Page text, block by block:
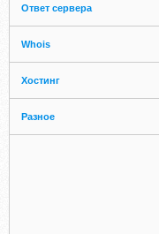
Ответ сервера
Whois
Хостинг
Разное